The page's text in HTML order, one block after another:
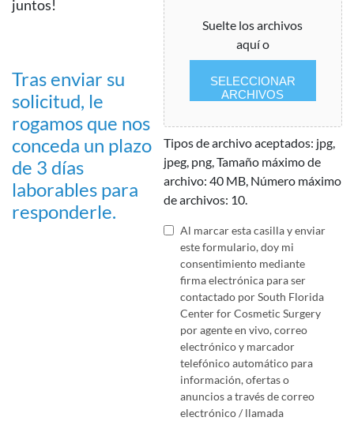
juntos!
Tras enviar su
solicitud, le
rogamos que nos
conceda un plazo
de 3 días
laborables para
responderle.
Suelte los archivos
aquí o
SELECCIONAR
ARCHIVOS
Tipos de archivo aceptados: jpg,
jpeg, png, Tamaño máximo de
archivo: 40 MB, Número máximo
de archivos: 10.
Consentimiento
de
contacto
Condiciones
de
servicio*
Al marcar esta casilla y enviar
este formulario, doy mi
consentimiento mediante
firma electrónica para ser
contactado por South Florida
Center for Cosmetic Surgery
por agente en vivo, correo
electrónico y marcador
telefónico automático para
información, ofertas o
anuncios a través de correo
electrónico / llamada